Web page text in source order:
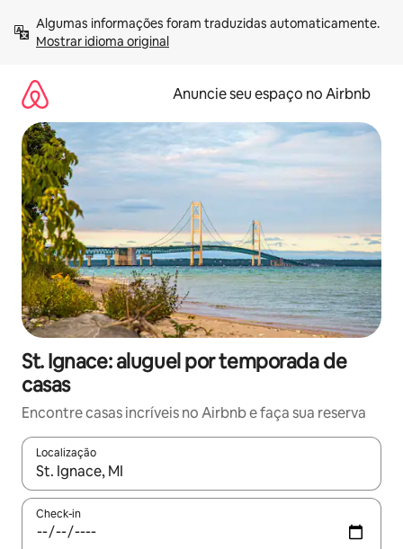
para
Mostrar idioma original
Anuncie seu espaço no Airbnb
St. Ignace: aluguel por temporada de
casas
Encontre casas incríveis no Airbnb e faça sua reserva
Localização
Quando os resultados estiverem disponíveis, explore-os
Check-in